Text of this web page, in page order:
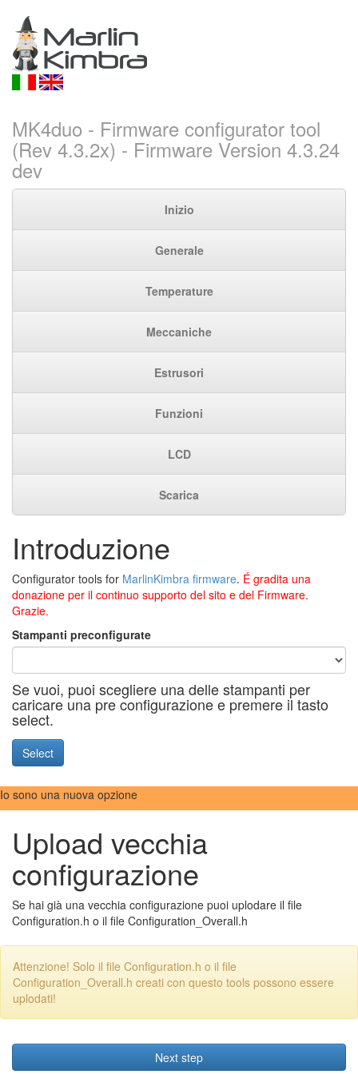
MK4duo - Firmware configurator tool
(Rev 4.3.2x) - Firmware Version 4.3.24
dev
Inizio
Generale
Temperature
Meccaniche
Estrusori
Funzioni
LCD
Scarica
Introduzione
Configurator tools for MarlinKimbra firmware. É gradita una
donazione per il continuo supporto del sito e del Firmware.
Grazie.
Stampanti preconfigurate
Se vuoi, puoi scegliere una delle stampanti per
caricare una pre configurazione e premere il tasto
select.
Select
Io sono una nuova opzione
Upload vecchia
configurazione
Se hai già una vecchia configurazione puoi uplodare il file
Configuration.h o il file Configuration_Overall.h
Attenzione! Solo il file Configuration.h o il file
Configuration_Overall.h creati con questo tools possono essere
uplodati!
Next step